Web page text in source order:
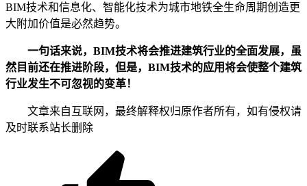
BIM技术和信息化、智能化技术为城市地铁全生命周期创造更
大附加价值是必然趋势。
一句话来说，BIM技术将会推进建筑行业的全面发展，虽
然目前还在推进阶段，但是，BIM技术的应用将会使整个建筑
行业发生不可忽视的变革！
文章来自互联网，最终解释权归原作者所有，如有侵权请
及时联系站长删除